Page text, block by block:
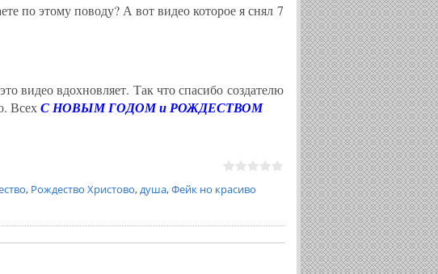
по этому поводу? А вот видео которое я снял 7
видео вдохновляет. Так что спасибо создателю
Всех С НОВЫМ ГОДОМ и РОЖДЕСТВОМ
, Рождество Христово,душа,Фейк но красиво